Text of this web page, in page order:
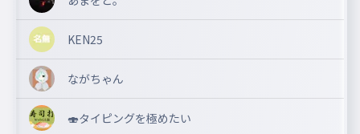
KEN25
ながちゃん
🍣タイピングを極めたい